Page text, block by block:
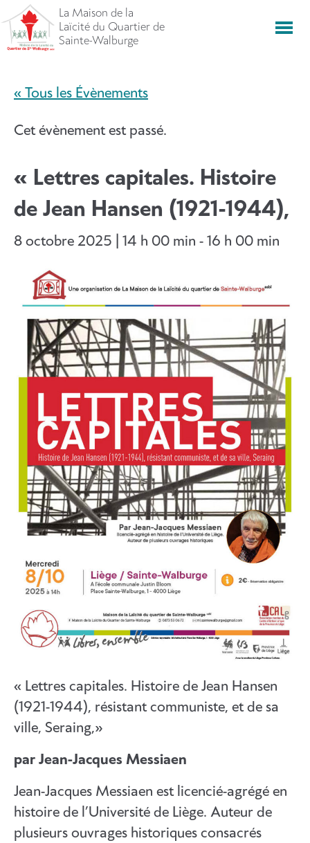
directement
vers
La Maison de la
Laïcité du Quartier de
Sainte-Walburge
« Tous les Évènements
Cet évènement est passé.
« Lettres capitales. Histoire
de Jean Hansen (1921-1944),
8 octobre 2025 | 14 h 00 min - 16 h 00 min
« Lettres capitales. Histoire de Jean Hansen
(1921-1944), résistant communiste, et de sa
ville, Seraing,»
par Jean-Jacques Messiaen
Jean-Jacques Messiaen est licencié-agrégé en
histoire de l’Université de Liège. Auteur de
plusieurs ouvrages historiques consacrés